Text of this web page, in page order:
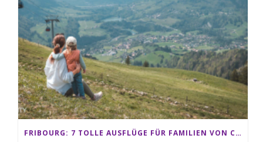
FRIBOURG: 7 TOLLE AUSFLÜGE FÜR FAMILIEN VON CHARMEY BIS LES PACCOTS